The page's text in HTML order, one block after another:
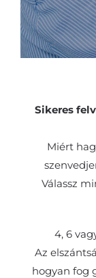
Sikeres
Miért
Válassz
4, 6
Az
hogyan fog